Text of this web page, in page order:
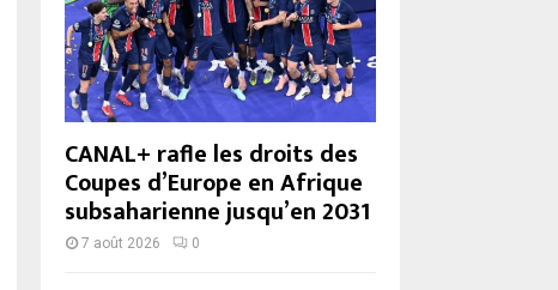
CANAL+ rafle les droits des
Coupes d’Europe en Afrique
subsaharienne jusqu’en 2031
7 août 2026 0